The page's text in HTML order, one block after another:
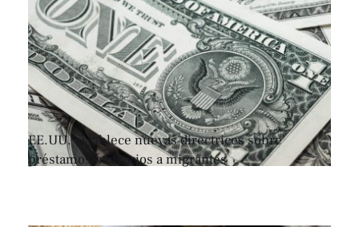
EE.UU. establece nuevas directrices sobre
préstamos bancarios a migrantes